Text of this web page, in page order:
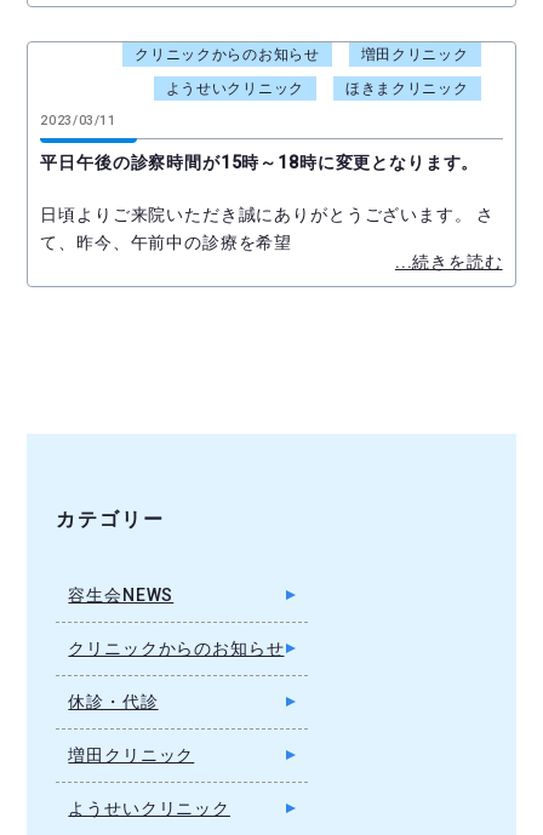
2023/03/11
平日午後の診察時間が15時～18時に変更となります。
クリニックからのお知らせ
増田クリニック
ようせいクリニック
ほきまクリニック
日頃よりご来院いただき誠にありがとうございます。 さ
て、昨今、午前中の診療を希望
...続きを読む
カテゴリー
容生会NEWS
クリニックからのお知らせ
休診・代診
増田クリニック
ようせいクリニック